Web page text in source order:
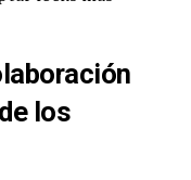
los